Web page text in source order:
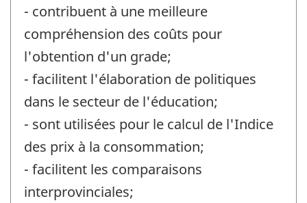
- contribuent à une meilleure
compréhension des coûts pour
l'obtention d'un grade;
- facilitent l'élaboration de politiques
dans le secteur de l'éducation;
- sont utilisées pour le calcul de l'Indice
des prix à la consommation;
- facilitent les comparaisons
interprovinciales;